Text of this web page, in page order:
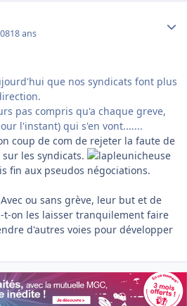
18 ans
que nos syndicats font plus
pas compris qu'a chaque greve,
l'instant) qui s'en vont.......
coup de com de rejeter la faute de
les syndicats.
fin aux pseudos négociations.
ou sans grève, leur but et de
t-on les laisser tranquilement faire
d'autres voies pour développer